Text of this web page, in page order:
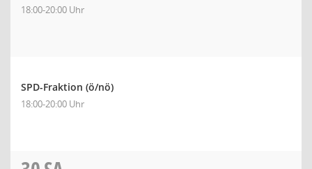
18:00-20:00 Uhr
SPD-Fraktion (ö/nö)
18:00-20:00 Uhr